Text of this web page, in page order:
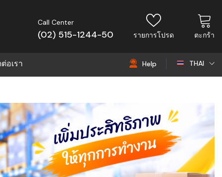
Call Center
(02) 515-1244-50 รายการโปรด ตะกร้า
อเรา Help THAI
EN